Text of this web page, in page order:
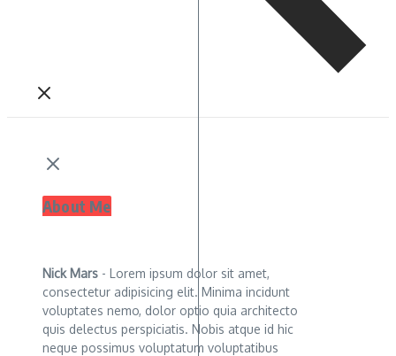
About Me
Nick Mars - Lorem ipsum dolor sit amet,
consectetur adipisicing elit. Minima incidunt
voluptates nemo, dolor optio quia architecto
quis delectus perspiciatis. Nobis atque id hic
neque possimus voluptatum voluptatibus